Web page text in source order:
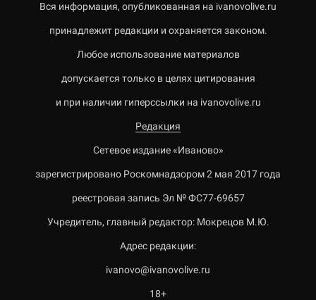
Вся информация, опубликованная на ivanovolive.ru
принадлежит редакции и охраняется законом.
Любое использование материалов
допускается только в целях цитирования
и при наличии гиперссылки на ivanovolive.ru
Редакция
Сетевое издание «Иваново»
зарегистрировано Роскомнадзором 2 мая 2017 года
реестровая запись Эл № ФС77-69657
Учредитель, главный редактор: Мокрецов М.Ю.
Адрес редакции:
ivanovo@ivanovolive.ru
18+